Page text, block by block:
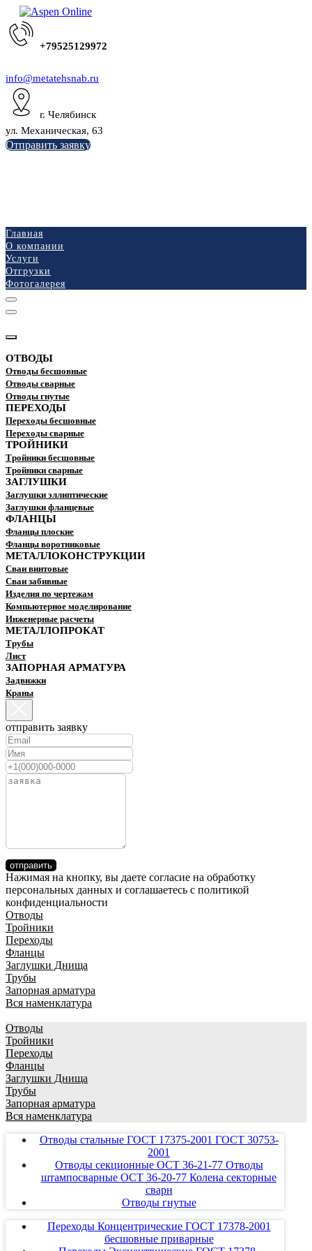
+79525129972
info@metatehsnab.ru
г. Челябинск
ул. Механическая, 63
Отправить заявку
Главная
О компании
Услуги
Отгрузки
Фотогалерея
ОТВОДЫ
Отводы бесшовные
Отводы сварные
Отводы гнутые
ПЕРЕХОДЫ
Переходы бесшовные
Переходы сварные
ТРОЙНИКИ
Тройники бесшовные
Тройники сварные
ЗАГЛУШКИ
Заглушки эллиптические
Заглушки фланцевые
ФЛАНЦЫ
Фланцы плоские
Фланцы воротниковые
МЕТАЛЛОКОНСТРУКЦИИ
Сваи винтовые
Сваи забивные
Изделия по чертежам
Компьютерное моделирование
Инженерные расчеты
МЕТАЛЛОПРОКАТ
Трубы
Лист
ЗАПОРНАЯ АРМАТУРА
Задвижки
Краны
отправить заявку
отправить
Нажимая на кнопку, вы даете согласие на обработку
персональных данных и соглашаетесь c политикой
конфиденциальности
Отводы
Тройники
Переходы
Фланцы
Заглушки Днища
Трубы
Запорная арматура
Вся наменклатура
Отводы
Тройники
Переходы
Фланцы
Заглушки Днища
Трубы
Запорная арматура
Вся наменклатура
Отводы стальные ГОСТ 17375-2001 ГОСТ 30753-
2001
Отводы секционные ОСТ 36-21-77 Отводы
штампосварные ОСТ 36-20-77 Колена секторные
сварн
Отводы гнутые
Переходы Концентрические ГОСТ 17378-2001
бесшовные приварные